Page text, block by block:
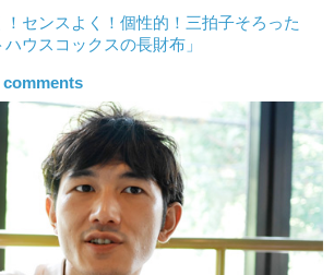
！センスよく！個性的！三拍子そろった
ハウスコックスの長財布」
comments